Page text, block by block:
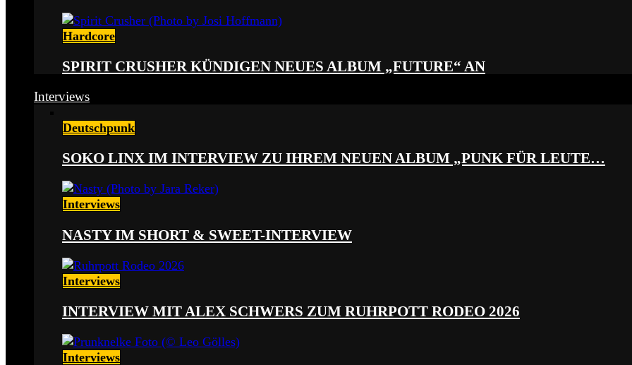
Hardcore
SPIRIT CRUSHER KÜNDIGEN NEUES ALBUM „FUTURE“ AN
Interviews
Deutschpunk
SOKO LINX IM INTERVIEW ZU IHREM NEUEN ALBUM „PUNK FÜR LEUTE…
Interviews
NASTY IM SHORT & SWEET-INTERVIEW
Interviews
INTERVIEW MIT ALEX SCHWERS ZUM RUHRPOTT RODEO 2026
Interviews